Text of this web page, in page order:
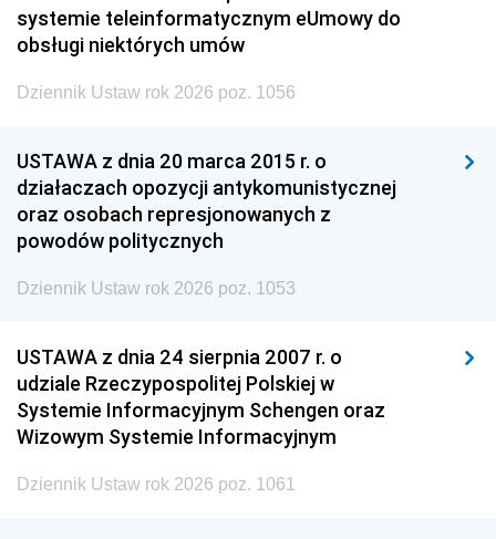
systemie teleinformatycznym eUmowy do
obsługi niektórych umów
Dziennik Ustaw rok 2026 poz. 1056
USTAWA z dnia 20 marca 2015 r. o
działaczach opozycji antykomunistycznej
oraz osobach represjonowanych z
powodów politycznych
Dziennik Ustaw rok 2026 poz. 1053
USTAWA z dnia 24 sierpnia 2007 r. o
udziale Rzeczypospolitej Polskiej w
Systemie Informacyjnym Schengen oraz
Wizowym Systemie Informacyjnym
Dziennik Ustaw rok 2026 poz. 1061